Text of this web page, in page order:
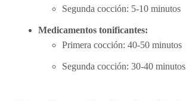
Segunda cocción: 5-10 minutos
Medicamentos tonificantes:
Primera cocción: 40-50 minutos
Segunda cocción: 30-40 minutos